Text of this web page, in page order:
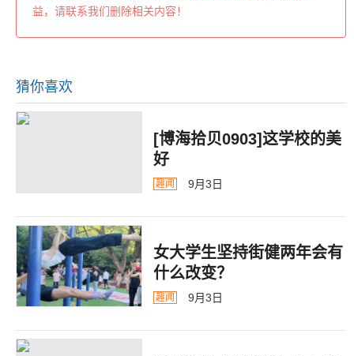
益，请联系我们删除相关内容！
猜你喜欢
[博海拾贝0903]这学校的美
好
趣闻 9月3日
女大学生坚持街健两年会有
什么改变？
趣闻 9月3日